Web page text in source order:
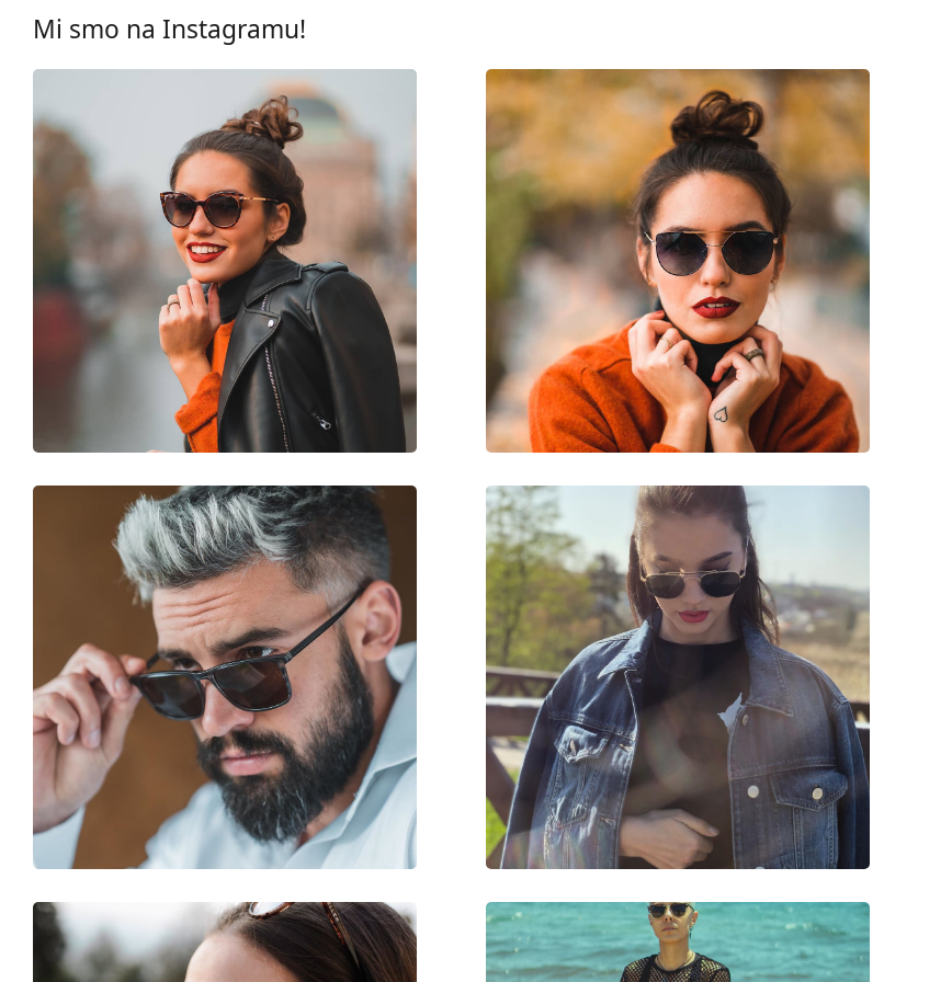
Okviri
Boja okvira:
Ljubičasta
Materijal okvira:
Plastika
Veličina:
135 mm
Dužina drškice:
135 mm
Širina mosta:
19 mm
Prilagodljivi jastučići za nos:
Ne
Ženske
Kategorija:
Sunčane naočale
Polaroid
Upotreba:
Moda
Kod:
P8339 C6T/JR 55
Dostupno na recept:
Da
Mi smo na Instagramu!